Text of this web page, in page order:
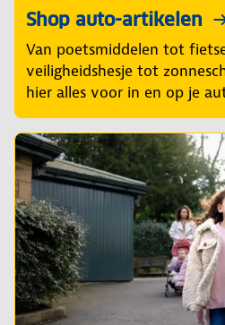
Shop auto-artikelen
Van poetsmiddelen tot
veiligheidshesje tot
hier alles voor in en op je